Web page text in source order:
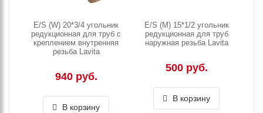
E/S (W) 20*3/4 угольник
редукционная для труб с
креплением внутренняя
резьба Lavita
940 руб.
В корзину
E/S (M) 15*1/2 угольник
редукционная для труб
наружная резьба Lavita
500 руб.
В корзину